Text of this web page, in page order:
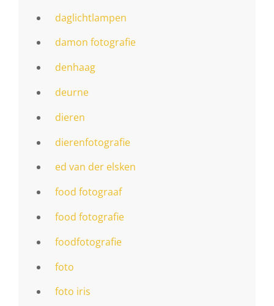
daglichtlampen
damon fotografie
denhaag
deurne
dieren
dierenfotografie
ed van der elsken
food fotograaf
food fotografie
foodfotografie
foto
foto iris